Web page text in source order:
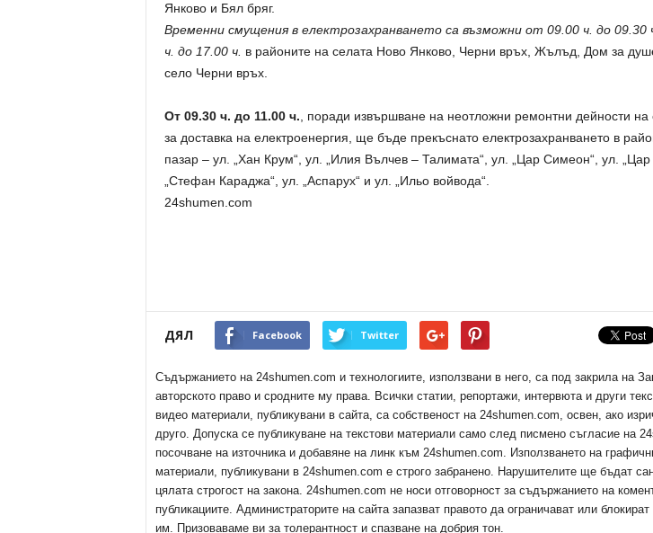
Янково и Бял бряг.
Временни смущения в електрозахранването са възможни от 09.00 ч. до 09.30
ч. до 17.00 ч. в районите на селата Ново Янково, Черни връх, Жълъд, Дом за
село Черни връх.
От 09.30 ч. до 11.00 ч. , поради извършване на неотложни ремонтни дейности
за доставка на електроенергия, ще бъде прекъснато електрозахранването в
пазар – ул. „Хан Крум“, ул. „Илия Вълчев – Талимата“, ул. „Цар Симеон“, ул. „Цар
„Стефан Караджа“, ул. „Аспарух“ и ул. „Ильо войвода“.
24shumen.com
ДЯЛ Facebook Twitter
Съдържанието на 24shumen.com и технологиите, използвани в него, са под закрила на
авторското право и сродните му права. Всички статии, репортажи, интервюта и други
видео материали, публикувани в сайта, са собственост на 24shumen.com, освен, ако
друго. Допуска се публикуване на текстови материали само след писмено съгласие на
посочване на източника и добавяне на линк към 24shumen.com. Използването на
материали, публикувани в 24shumen.com е строго забранено. Нарушителите ще бъдат
цялата строгост на закона. 24shumen.com не носи отговорност за съдържанието на
публикациите. Администраторите на сайта запазват правото да ограничават или блокират
им. Призоваваме ви за толерантност и спазване на добрия тон.